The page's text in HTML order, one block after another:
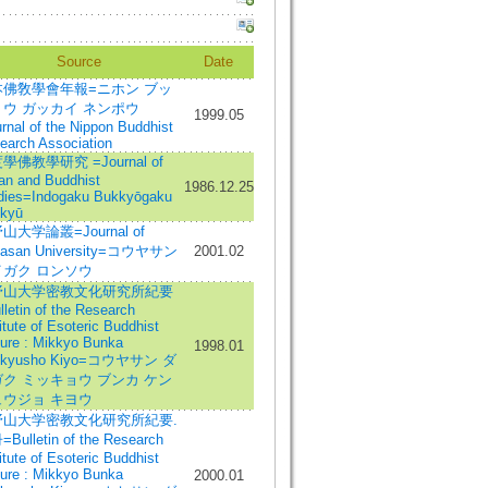
Source
Date
敎學會年報=ニホン ブッ
ガッカイ ネンポウ
of the Nippon Buddhist
Association
1999.05
佛教學研究 =Journal of
and Buddhist
Bukkyōgaku
1986.12.25
大学論叢=Journal of
University=コウヤサン
ク ロンソウ
2001.02
大学密教文化研究所紀要
of the Research
of Esoteric Buddhist
: Mikkyo Bunka
Kiyo=コウヤサン ダ
ミッキョウ ブンカ ケン
ジョ キヨウ
1998.01
大学密教文化研究所紀要.
=Bulletin of the Research
of Esoteric Buddhist
: Mikkyo Bunka
2000.01